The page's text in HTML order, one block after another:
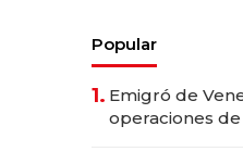
Popular
1. Emigró de
operaciones